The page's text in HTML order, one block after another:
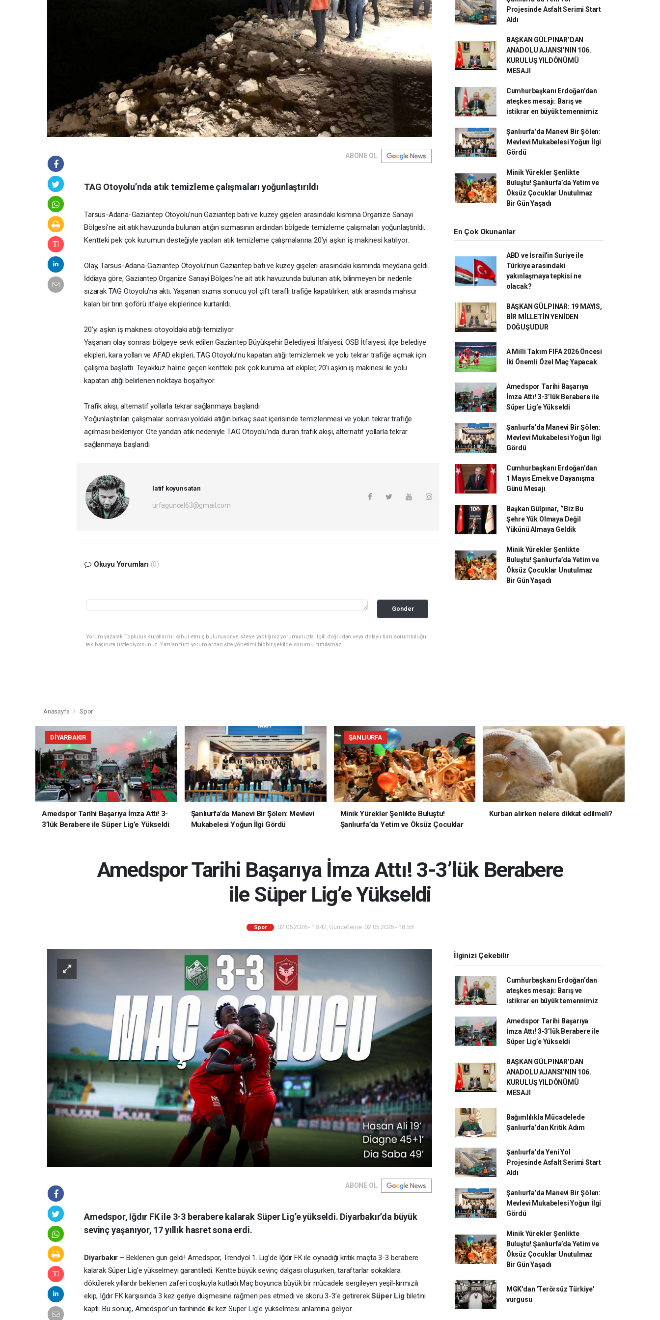
ABONE OL
TAG Otoyolu’nda atık temizleme çalışmaları yoğunlaştırıldı
Tarsus-Adana-Gaziantep Otoyolu’nun Gaziantep batı ve kuzey gişeleri arasındaki kısmına Organize Sanayi
Bölgesi’ne ait atık havuzunda bulunan atığın sızmasının ardından bölgede temizleme çalışmaları yoğunlaştırıldı.
Kentteki pek çok kurumun desteğiyle yapılan atık temizleme çalışmalarına 20’yi aşkın iş makinesi katılıyor.
Olay, Tarsus-Adana-Gaziantep Otoyolu’nun Gaziantep batı ve kuzey gişeleri arasındaki kısmında meydana geldi.
İddiaya göre, Gaziantep Organize Sanayi Bölgesi’ne ait atık havuzunda bulunan atık, bilinmeyen bir nedenle
sızarak TAG Otoyolu’na aktı. Yaşanan sızma sonucu yol çift taraflı trafiğe kapatılırken, atık arasında mahsur
kalan bir tırın şoförü itfaiye ekiplerince kurtarıldı.
20’yi aşkın iş makinesi otoyoldaki atığı temizliyor
Yaşanan olay sonrası bölgeye sevk edilen Gaziantep Büyükşehir Belediyesi İtfaiyesi, OSB İtfaiyesi, ilçe belediye
ekipleri, kara yolları ve AFAD ekipleri, TAG Otoyolu’nu kapatan atığı temizlemek ve yolu tekrar trafiğe açmak için
çalışma başlattı. Teyakkuz haline geçen kentteki pek çok kuruma ait ekipler, 20’i aşkın iş makinesi ile yolu
kapatan atığı belirlenen noktaya boşaltıyor.
Trafik akışı, alternatif yollarla tekrar sağlanmaya başlandı
Yoğunlaştırılan çalışmalar sonrası yoldaki atığın birkaç saat içerisinde temizlenmesi ve yolun tekrar trafiğe
açılması bekleniyor. Öte yandan atık nedeniyle TAG Otoyolu’nda duran trafik akışı, alternatif yollarla tekrar
sağlanmaya başlandı.
latif koyunsatan
urfaguncel63@gmail.com
Okuyu Yorumları (0)
Gonder
Yorum yazarak Topluluk Kuralları’nı kabul etmiş bulunuyor ve siteye yaptığınız yorumunuzla ilgili doğrudan veya dolaylı tüm sorumluluğu
tek başınıza üstleniyorsunuz. Yazılan tüm yorumlardan site yönetimi hiçbir şekilde sorumlu tutulamaz.
Projesinde Asfalt Serimi Start
Aldı
BAŞKAN GÜLPINAR’DAN
ANADOLU AJANSI’NIN 106.
KURULUŞ YILDÖNÜMÜ
MESAJI
Cumhurbaşkanı Erdoğan’dan
ateşkes mesajı: Barış ve
istikrar en büyük temennimiz
Şanlıurfa’da Manevi Bir Şölen:
Mevlevi Mukabelesi Yoğun İlgi
Gördü
Minik Yürekler Şenlikte
Buluştu! Şanlıurfa’da Yetim ve
Öksüz Çocuklar Unutulmaz
Bir Gün Yaşadı
En Çok Okunanlar
ABD ve İsrail'in Suriye ile
Türkiye arasındaki
yakınlaşmaya tepkisi ne
olacak?
BAŞKAN GÜLPINAR: 19 MAYIS,
BİR MİLLETİN YENİDEN
DOĞUŞUDUR
A Milli Takım FIFA 2026 Öncesi
İki Önemli Özel Maç Yapacak
Amedspor Tarihi Başarıya
İmza Attı! 3-3’lük Berabere ile
Süper Lig’e Yükseldi
Şanlıurfa’da Manevi Bir Şölen:
Mevlevi Mukabelesi Yoğun İlgi
Gördü
Cumhurbaşkanı Erdoğan’dan
1 Mayıs Emek ve Dayanışma
Günü Mesajı
Başkan Gülpınar, ‘’Biz Bu
Şehre Yük Olmaya Değil
Yükünü Almaya Geldik
Minik Yürekler Şenlikte
Buluştu! Şanlıurfa’da Yetim ve
Öksüz Çocuklar Unutulmaz
Bir Gün Yaşadı
Anasayfa Spor
DIYARBAKIR
Amedspor Tarihi Başarıya İmza Attı! 3-
3’lük Berabere ile Süper Lig’e Yükseldi
Şanlıurfa’da Manevi Bir Şölen: Mevlevi
Mukabelesi Yoğun İlgi Gördü
ŞANLIURFA
Minik Yürekler Şenlikte Buluştu!
Şanlıurfa’da Yetim ve Öksüz Çocuklar
Kurban alırken nelere dikkat edilmeli?
Amedspor Tarihi Başarıya İmza Attı! 3-3’lük Berabere
ile Süper Lig’e Yükseldi
Spor 02.05.2026 - 18:42, Güncelleme: 02.05.2026 - 18:58
ABONE OL
Amedspor, Iğdır FK ile 3-3 berabere kalarak Süper Lig’e yükseldi. Diyarbakır’da büyük
sevinç yaşanıyor, 17 yıllık hasret sona erdi.
Diyarbakır – Beklenen gün geldi! Amedspor, Trendyol 1. Lig’de Iğdır FK ile oynadığı kritik maçta 3-3 berabere
kalarak Süper Lig’e yükselmeyi garantiledi. Kentte büyük sevinç dalgası oluşurken, taraftarlar sokaklara
dökülerek yıllardır beklenen zaferi coşkuyla kutladı.Maç boyunca büyük bir mücadele sergileyen yeşil-kırmızılı
ekip, Iğdır FK karşısında 3 kez geriye düşmesine rağmen pes etmedi ve skoru 3-3’e getirerekSüper Lig biletini
kaptı. Bu sonuç, Amedspor’un tarihinde ilk kez Süper Lig’e yükselmesi anlamına geliyor.
İlginizi Çekebilir
Cumhurbaşkanı Erdoğan’dan
ateşkes mesajı: Barış ve
istikrar en büyük temennimiz
Amedspor Tarihi Başarıya
İmza Attı! 3-3’lük Berabere ile
Süper Lig’e Yükseldi
BAŞKAN GÜLPINAR’DAN
ANADOLU AJANSI’NIN 106.
KURULUŞ YILDÖNÜMÜ
MESAJI
Bağımlılıkla Mücadelede
Şanlıurfa’dan Kritik Adım
Şanlıurfa’da Yeni Yol
Projesinde Asfalt Serimi Start
Aldı
Şanlıurfa’da Manevi Bir Şölen:
Mevlevi Mukabelesi Yoğun İlgi
Gördü
Minik Yürekler Şenlikte
Buluştu! Şanlıurfa’da Yetim ve
Öksüz Çocuklar Unutulmaz
Bir Gün Yaşadı
MGK'dan 'Terörsüz Türkiye'
vurgusu